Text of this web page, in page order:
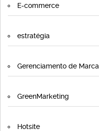
E-commerce
estratégia
Gerenciamento de Marca
GreenMarketing
Hotsite